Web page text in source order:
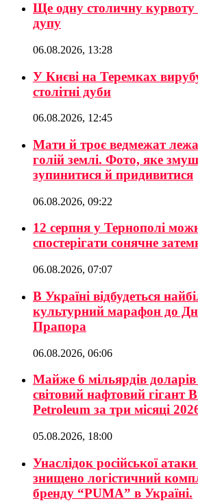
Ще одну столичну курвоту
дупу
06.08.2026, 13:28
У Києві на Теремках
столітні дуби
06.08.2026, 12:45
Мати й троє ведмежат
голій землі. Фото, яке
зупинитися й придивитися
06.08.2026, 09:22
12 серпня у Тернополі
спостерігати сонячне
06.08.2026, 07:07
В Україні відбудеться
культурний марафон до
Прапора
06.08.2026, 06:06
Майже 6 мільярдів
світовий нафтовий гігант
Petroleum за три місяці
05.08.2026, 18:00
Унаслідок російської
знищено логістичний
бренду “PUMA” в Україні.